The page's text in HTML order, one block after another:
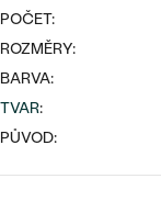
POČET:
ROZMĚRY:
BARVA:
TVAR:
PŮVOD: